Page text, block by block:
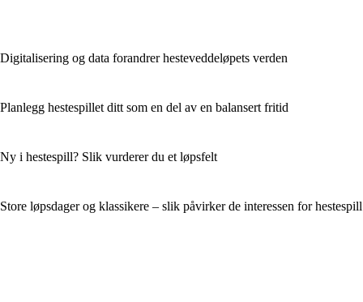
Digitalisering og data forandrer hesteveddeløpets verden
Planlegg hestespillet ditt som en del av en balansert fritid
Ny i hestespill? Slik vurderer du et løpsfelt
Store løpsdager og klassikere – slik påvirker de interessen for hestespill